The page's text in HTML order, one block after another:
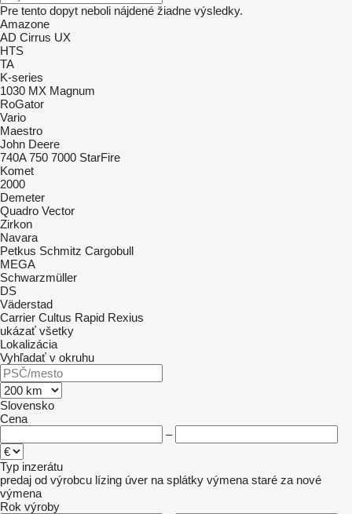
Pre tento dopyt neboli nájdené žiadne výsledky.
Amazone
AD Cirrus UX
HTS
TA
K-series
1030 MX Magnum
RoGator
Vario
Maestro
John Deere
740A 750 7000 StarFire
Komet
2000
Demeter
Quadro Vector
Zirkon
Navara
Petkus Schmitz Cargobull
MEGA
Schwarzmüller
DS
Väderstad
Carrier Cultus Rapid Rexius
ukázať všetky
Lokalizácia
Vyhľadať v okruhu
Slovensko
Cena
–
Typ inzerátu
predaj od výrobcu lízing úver na splátky výmena staré za nové
výmena
Rok výroby